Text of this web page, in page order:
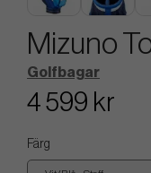
Mizuno
Golfbagar
4 599 kr
Färg